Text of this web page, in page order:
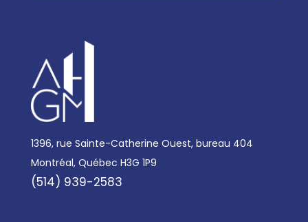
1396, rue Sainte-Catherine Ouest, bureau 404
Montréal, Québec H3G 1P9
(514) 939-2583